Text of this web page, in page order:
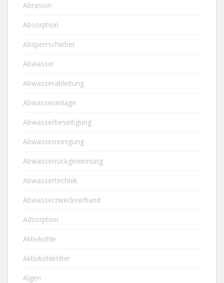
Abrasion
Absorption
Absperrschieber
Abwasser
Abwasserableitung
Abwasseranlage
Abwasserbeseitigung
Abwasserreinigung
Abwasserrückgewinnung
Abwassertechnik
Abwasserzweckverband
Adsorption
Aktivkohle
Aktivkohlefilter
Algen